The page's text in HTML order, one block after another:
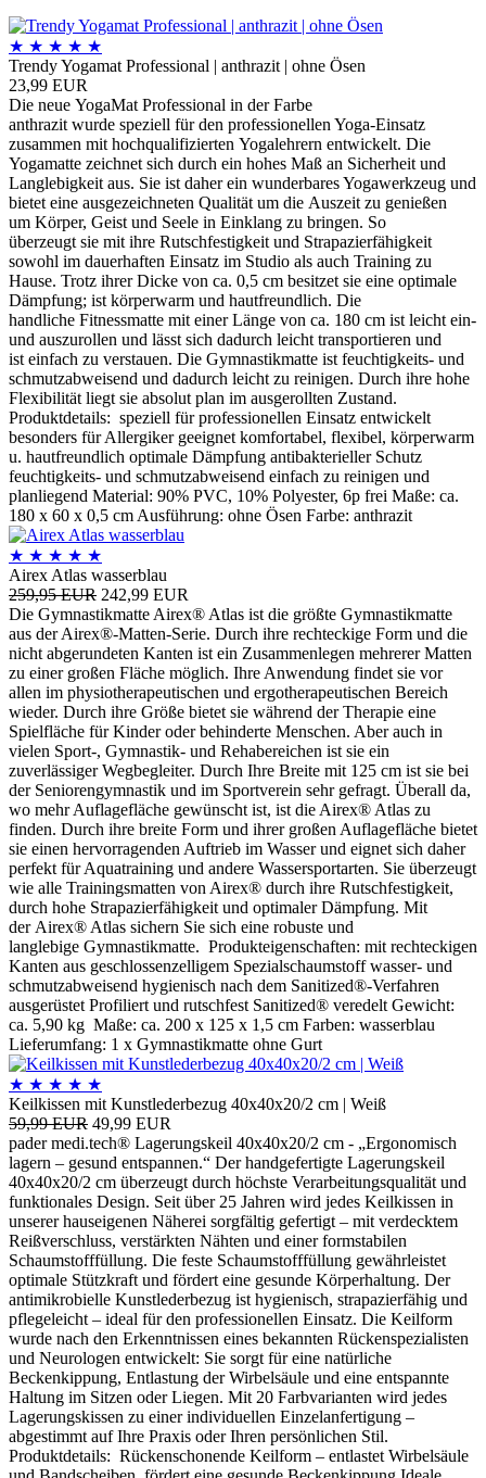
★ ★ ★ ★ ★
Trendy Yogamat Professional | anthrazit | ohne Ösen
23,99 EUR
Die neue YogaMat Professional in der Farbe
anthrazit wurde speziell für den professionellen Yoga-Einsatz
zusammen mit hochqualifizierten Yogalehrern entwickelt. Die
Yogamatte zeichnet sich durch ein hohes Maß an Sicherheit und
Langlebigkeit aus. Sie ist daher ein wunderbares Yogawerkzeug und
bietet eine ausgezeichneten Qualität um die Auszeit zu genießen
um Körper, Geist und Seele in Einklang zu bringen. So
überzeugt sie mit ihre Rutschfestigkeit und Strapazierfähigkeit
sowohl im dauerhaften Einsatz im Studio als auch Training zu
Hause. Trotz ihrer Dicke von ca. 0,5 cm besitzet sie eine optimale
Dämpfung; ist körperwarm und hautfreundlich. Die
handliche Fitnessmatte mit einer Länge von ca. 180 cm ist leicht ein-
und auszurollen und lässt sich dadurch leicht transportieren und
ist einfach zu verstauen. Die Gymnastikmatte ist feuchtigkeits- und
schmutzabweisend und dadurch leicht zu reinigen. Durch ihre hohe
Flexibilität liegt sie absolut plan im ausgerollten Zustand.
Produktdetails: speziell für professionellen Einsatz entwickelt
besonders für Allergiker geeignet komfortabel, flexibel, körperwarm
u. hautfreundlich optimale Dämpfung antibakterieller Schutz
feuchtigkeits- und schmutzabweisend einfach zu reinigen und
planliegend Material: 90% PVC, 10% Polyester, 6p frei Maße: ca.
180 x 60 x 0,5 cm Ausführung: ohne Ösen Farbe: anthrazit
★ ★ ★ ★ ★
Airex Atlas wasserblau
259,95 EUR 242,99 EUR
Die Gymnastikmatte Airex® Atlas ist die größte Gymnastikmatte
aus der Airex®-Matten-Serie. Durch ihre rechteckige Form und die
nicht abgerundeten Kanten ist ein Zusammenlegen mehrerer Matten
zu einer großen Fläche möglich. Ihre Anwendung findet sie vor
allen im physiotherapeutischen und ergotherapeutischen Bereich
wieder. Durch ihre Größe bietet sie während der Therapie eine
Spielfläche für Kinder oder behinderte Menschen. Aber auch in
vielen Sport-, Gymnastik- und Rehabereichen ist sie ein
zuverlässiger Wegbegleiter. Durch Ihre Breite mit 125 cm ist sie bei
der Seniorengymnastik und im Sportverein sehr gefragt. Überall da,
wo mehr Auflagefläche gewünscht ist, ist die Airex® Atlas zu
finden. Durch ihre breite Form und ihrer großen Auflagefläche bietet
sie einen hervorragenden Auftrieb im Wasser und eignet sich daher
perfekt für Aquatraining und andere Wassersportarten. Sie überzeugt
wie alle Trainingsmatten von Airex® durch ihre Rutschfestigkeit,
durch hohe Strapazierfähigkeit und optimaler Dämpfung. Mit
der Airex® Atlas sichern Sie sich eine robuste und
langlebige Gymnastikmatte. Produkteigenschaften: mit rechteckigen
Kanten aus geschlossenzelligem Spezialschaumstoff wasser- und
schmutzabweisend hygienisch nach dem Sanitized®-Verfahren
ausgerüstet Profiliert und rutschfest Sanitized® veredelt Gewicht:
ca. 5,90 kg Maße: ca. 200 x 125 x 1,5 cm Farben: wasserblau
Lieferumfang: 1 x Gymnastikmatte ohne Gurt
★ ★ ★ ★ ★
Keilkissen mit Kunstlederbezug 40x40x20/2 cm | Weiß
59,99 EUR 49,99 EUR
pader medi.tech® Lagerungskeil 40x40x20/2 cm - „Ergonomisch
lagern – gesund entspannen.“ Der handgefertigte Lagerungskeil
40x40x20/2 cm überzeugt durch höchste Verarbeitungsqualität und
funktionales Design. Seit über 25 Jahren wird jedes Keilkissen in
unserer hauseigenen Näherei sorgfältig gefertigt – mit verdecktem
Reißverschluss, verstärkten Nähten und einer formstabilen
Schaumstofffüllung. Die feste Schaumstofffüllung gewährleistet
optimale Stützkraft und fördert eine gesunde Körperhaltung. Der
antimikrobielle Kunstlederbezug ist hygienisch, strapazierfähig und
pflegeleicht – ideal für den professionellen Einsatz. Die Keilform
wurde nach den Erkenntnissen eines bekannten Rückenspezialisten
und Neurologen entwickelt: Sie sorgt für eine natürliche
Beckenkippung, Entlastung der Wirbelsäule und eine entspannte
Haltung im Sitzen oder Liegen. Mit 20 Farbvarianten wird jedes
Lagerungskissen zu einer individuellen Einzelanfertigung –
abgestimmt auf Ihre Praxis oder Ihren persönlichen Stil.
Produktdetails: Rückenschonende Keilform – entlastet Wirbelsäule